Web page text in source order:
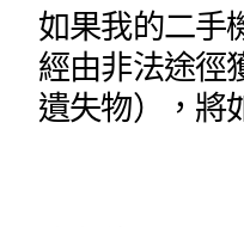
如果我的二手
經由非法途徑
遺失物），將